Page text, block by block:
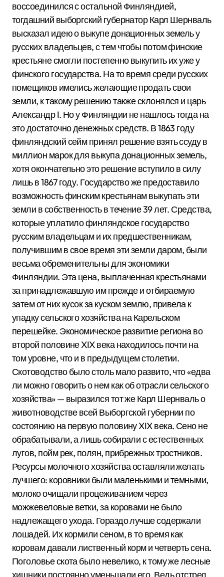
воссоединился с остальной Финляндией,
тогдашний выборгский губернатор Карл Шернваль
высказал идею о выкупе донационных земель у
русских владельцев, с тем чтобы потом финские
крестьяне смогли постепенно выкупить их уже у
финского государства. На то время среди русских
помещиков имелись желающие продать свои
земли, к такому решению также склонялся и царь
Александр I. Но у Финляндии не нашлось тогда на
это достаточно денежных средств. В 1863 году
финляндский сейм принял решение взять ссуду в
миллион марок для выкупа донационных земель,
хотя окончательно это решение вступило в силу
лишь в 1867 году. Государство же предоставило
возможность финским крестьянам выкупать эти
земли в собственность в течение 39 лет. Средства,
которые уплатило финляндское государство
русским владельцам и их предшественникам,
получившим в свое время эти земли даром, были
весьма обременительны для экономики
Финляндии. Эта цена, выплаченная крестьянами
за принадлежавшую им прежде и отбираемую
затем от них кусок за куском землю, привела к
упадку сельского хозяйства на Карельском
перешейке. Экономическое развитие региона во
второй половине XIX века находилось почти на
том уровне, что и в предыдущем столетии.
Скотоводство было столь мало развито, что «едва
ли можно говорить о нем как об отрасли сельского
хозяйства» — выразился тот же Карл Шернваль о
животноводстве всей Выборгской губернии по
состоянию на первую половину XIX века. Сено не
обрабатывали, а лишь собирали с естественных
лугов, пойм рек, полян, прибрежных тростников.
Ресурсы молочного хозяйства оставляли желать
лучшего: коровники были маленькими и темными,
молоко очищали процеживанием через
можжевеловые ветки, за коровами не было
надлежащего ухода. Гораздо лучше содержали
лошадей. Их кормили сеном, в то время как
коровам давали лиственный корм и четверть сена.
Поголовье скота было невелико, к тому же лесные